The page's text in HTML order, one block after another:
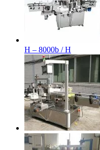
H – 8000b / H